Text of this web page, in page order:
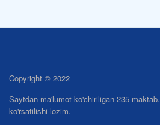
Copyright © 2022
Saytdan ma'lumot ko'chiriligan 235-
ko'rsatilishi lozim.